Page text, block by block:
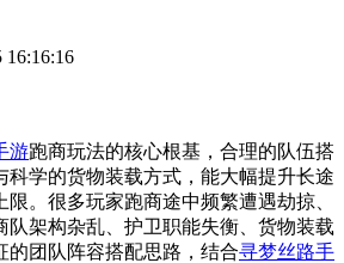
16:16:16
游跑商玩法的核心根基，合理的队伍搭
科学的货物装载方式，能大幅提升长途
。很多玩家跑商途中频繁遭遇劫掠、
队架构杂乱、护卫职能失衡、货物装载
的团队阵容搭配思路，结合寻梦丝路手